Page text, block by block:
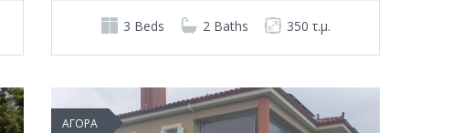
3 Beds 2 Baths 350 τ.μ.
ΑΓΟΡΑ